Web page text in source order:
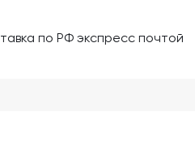
по РФ экспресс почтой